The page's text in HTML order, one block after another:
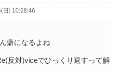
日) 10:28:46
癖になるよね
反対)viceでひっくり返すって解